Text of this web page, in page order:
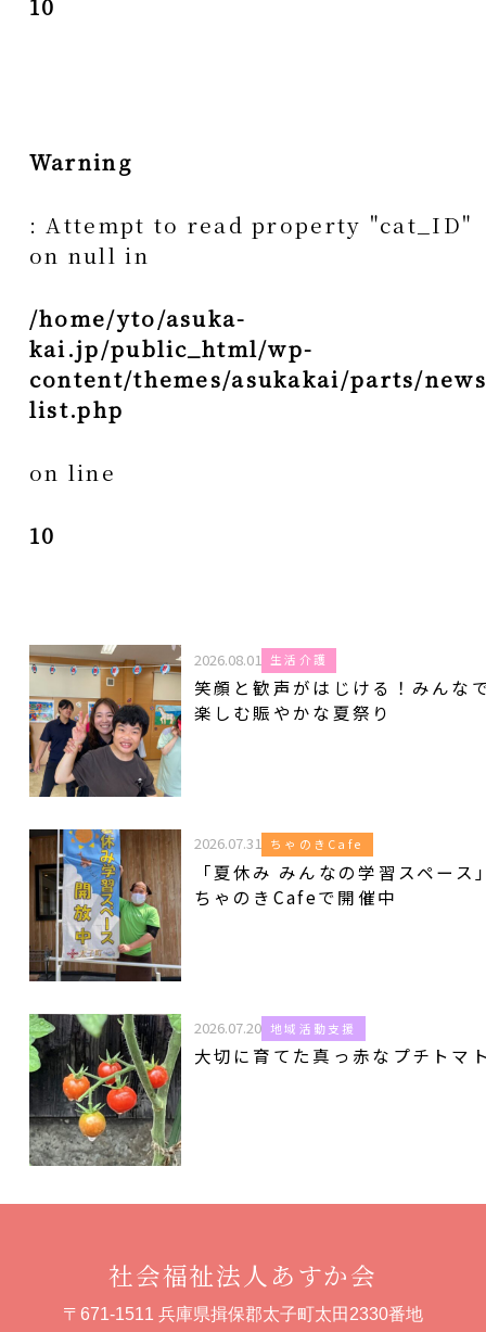
Warning
: Attempt to read property "cat_ID"
on null in
/home/yto/asuka-
kai.jp/public_html/wp-
content/themes/asukakai/parts/
list.php
on line
10
2026.08.01 生活介護
笑顔と歓声がはじける！みんな
楽しむ賑やかな夏祭り
2026.07.31 ちゃのきCafe
「夏休み みんなの学習スペース
ちゃのきCafeで開催中
2026.07.20 地域活動支援
大切に育てた真っ赤なプチトマ
社会福祉法人あすか会
〒671-1511 兵庫県揖保郡太子町太田2330番地